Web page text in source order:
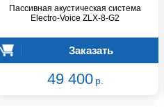
Пассивная акустическая система
Electro-Voice ZLX-8-G2
Заказать
49 400 р.